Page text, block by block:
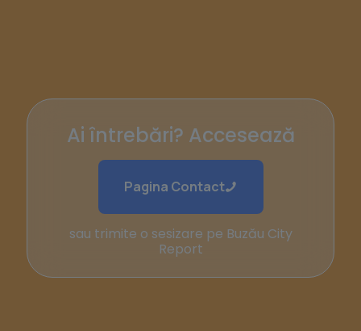
Ai întrebări? Accesează
Pagina Contact
sau trimite o sesizare pe Buzău City
Report